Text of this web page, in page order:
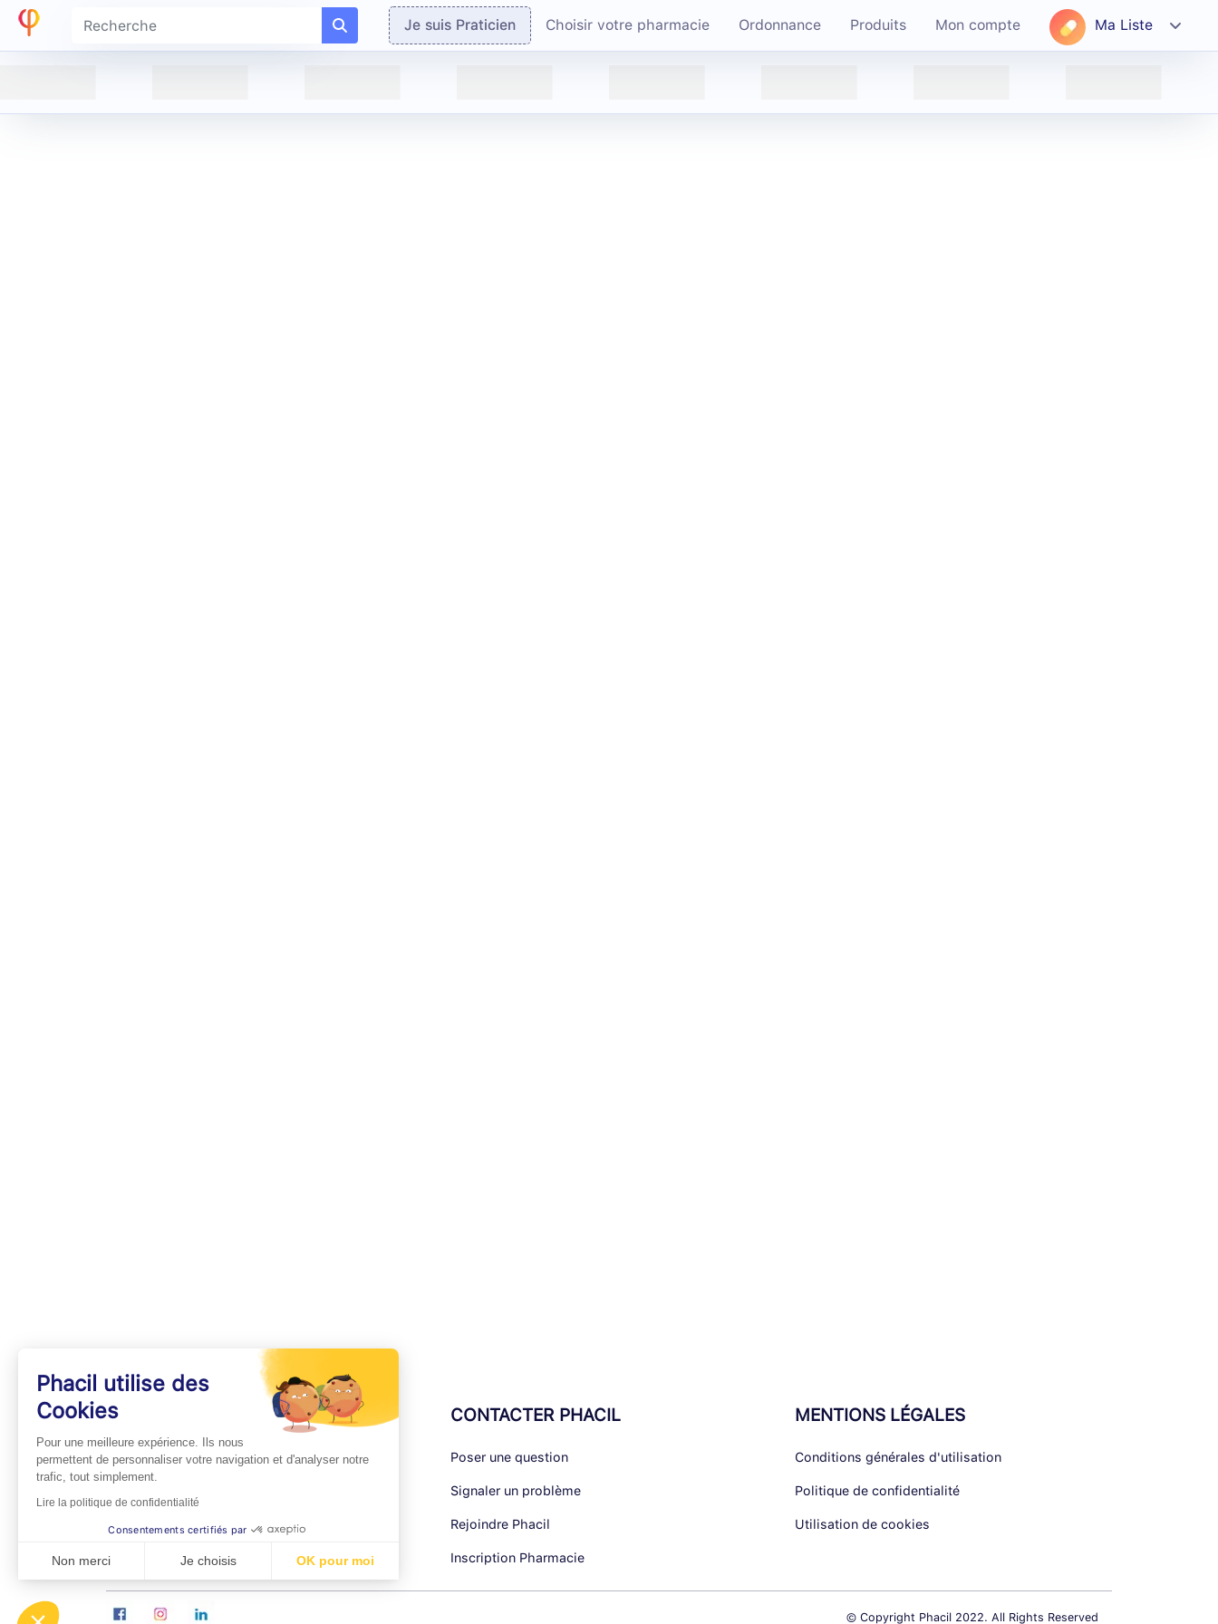
Je suis Praticien Choisir votre pharmacie Ordonnance Produits Mon compte Ma Liste
INFOS PRATIQUES
Professionnels de Santé
Espace Pharmaciens
Foire aux questions
CONTACTER PHACIL
Poser une question
Signaler un problème
Rejoindre Phacil
Inscription Pharmacie
MENTIONS LÉGALES
Conditions générales d'utilisation
Politique de confidentialité
Utilisation de cookies
© Copyright Phacil 2022. All Rights Reserved
Phacil utilise des
Cookies
Pour une meilleure expérience. Ils nous
permettent de personnaliser votre navigation et d'analyser notre
trafic, tout simplement.
Lire la politique de confidentialité
Consentements certifiés par
Non merci Je choisis OK pour moi
Axeptio consent
Plateforme de Gestion du Consentement : Personnalisez vos Options